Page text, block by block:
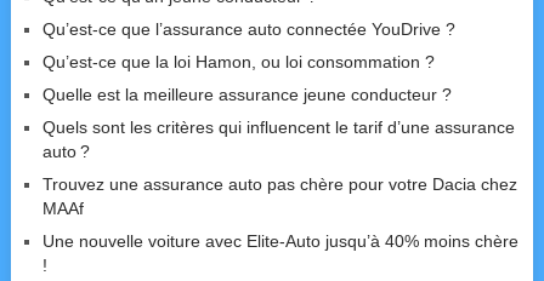
Qu’est-ce que l’assurance auto connectée YouDrive ?
Qu’est-ce que la loi Hamon, ou loi consommation ?
Quelle est la meilleure assurance jeune conducteur ?
Quels sont les critères qui influencent le tarif d’une assurance
auto ?
Trouvez une assurance auto pas chère pour votre Dacia chez
MAAf
Une nouvelle voiture avec Elite-Auto jusqu’à 40% moins chère
!